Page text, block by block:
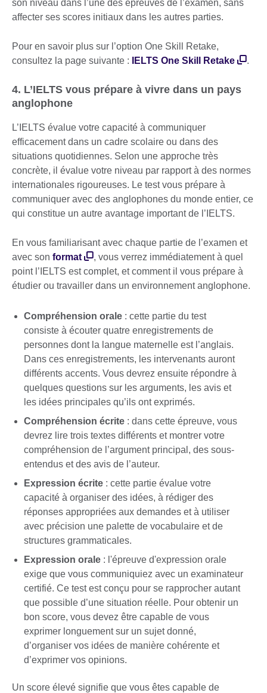
son niveau dans l’une des épreuves de l’examen, sans
affecter ses scores initiaux dans les autres parties.
Pour en savoir plus sur l’option One Skill Retake,
consultez la page suivante :
IELTS One Skill Retake .
4. L’IELTS vous prépare à vivre dans un pays
anglophone
L’IELTS évalue votre capacité à communiquer
efficacement dans un cadre scolaire ou dans des
situations quotidiennes. Selon une approche très
concrète, il évalue votre niveau par rapport à des normes
internationales rigoureuses. Le test vous prépare à
communiquer avec des anglophones du monde entier, ce
qui constitue un autre avantage important de l’IELTS.
En vous familiarisant avec chaque partie de l’examen et
avec son format
, vous verrez immédiatement à quel
point l’IELTS est complet, et comment il vous prépare à
étudier ou travailler dans un environnement anglophone.
Compréhension orale : cette partie du test
consiste à écouter quatre enregistrements de
personnes dont la langue maternelle est l’anglais.
Dans ces enregistrements, les intervenants auront
différents accents. Vous devrez ensuite répondre à
quelques questions sur les arguments, les avis et
les idées principales qu’ils ont exprimés.
Compréhension écrite : dans cette épreuve, vous
devrez lire trois textes différents et montrer votre
compréhension de l’argument principal, des sous-
entendus et des avis de l’auteur.
Expression écrite : cette partie évalue votre
capacité à organiser des idées, à rédiger des
réponses appropriées aux demandes et à utiliser
avec précision une palette de vocabulaire et de
structures grammaticales.
Expression orale : l'épreuve d'expression orale
exige que vous communiquiez avec un examinateur
certifié. Ce test est conçu pour se rapprocher autant
que possible d’une situation réelle. Pour obtenir un
bon score, vous devez être capable de vous
exprimer longuement sur un sujet donné,
d’organiser vos idées de manière cohérente et
d’exprimer vos opinions.
Un score élevé signifie que vous êtes capable de